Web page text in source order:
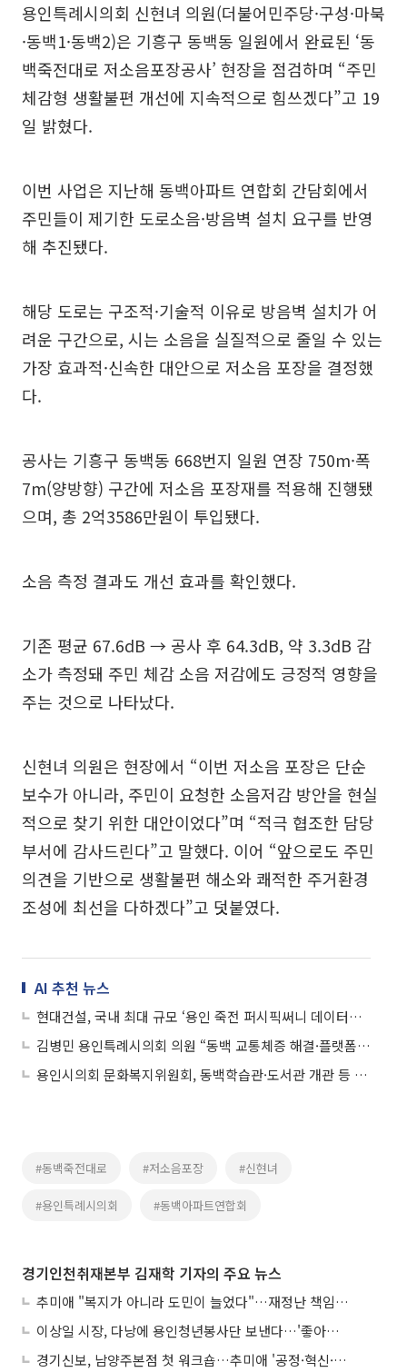
용인특례시의회 신현녀 의원(더불어민주당·구성·마북
·동백1·동백2)은 기흥구 동백동 일원에서 완료된 ‘동
백죽전대로 저소음포장공사’ 현장을 점검하며 “주민
체감형 생활불편 개선에 지속적으로 힘쓰겠다”고 19
일 밝혔다.
이번 사업은 지난해 동백아파트 연합회 간담회에서
주민들이 제기한 도로소음·방음벽 설치 요구를 반영
해 추진됐다.
해당 도로는 구조적·기술적 이유로 방음벽 설치가 어
려운 구간으로, 시는 소음을 실질적으로 줄일 수 있는
가장 효과적·신속한 대안으로 저소음 포장을 결정했
다.
공사는 기흥구 동백동 668번지 일원 연장 750m·폭
7m(양방향) 구간에 저소음 포장재를 적용해 진행됐
으며, 총 2억3586만원이 투입됐다.
소음 측정 결과도 개선 효과를 확인했다.
기존 평균 67.6dB → 공사 후 64.3dB, 약 3.3dB 감
소가 측정돼 주민 체감 소음 저감에도 긍정적 영향을
주는 것으로 나타났다.
신현녀 의원은 현장에서 “이번 저소음 포장은 단순
보수가 아니라, 주민이 요청한 소음저감 방안을 현실
적으로 찾기 위한 대안이었다”며 “적극 협조한 담당
부서에 감사드린다”고 말했다. 이어 “앞으로도 주민
의견을 기반으로 생활불편 해소와 쾌적한 주거환경
조성에 최선을 다하겠다”고 덧붙였다.
AI 추천 뉴스
현대건설, 국내 최대 규모 ‘용인 죽전 퍼시픽써니 데이터센터’ 준공
김병민 용인특례시의회 의원 “동백 교통체증 해결·플랫폼시티 컨벤션센터 건립 서둘러야”
용인시의회 문화복지위원회, 동백학습관·도서관 개관 등 추진 점검
#동백죽전대로 #저소음포장 #신현녀
#용인특례시의회 #동백아파트연합회
경기인천취재본부 김재학 기자의 주요 뉴스
추미애 "복지가 아니라 도민이 늘었다"…재정난 책임론 정면돌파
이상일 시장, 다낭에 용인청년봉사단 보낸다…'좋아용 거리' 만든다
경기신보, 남양주본점 첫 워크숍…추미애 '공정·혁신·포용' 전면 반영